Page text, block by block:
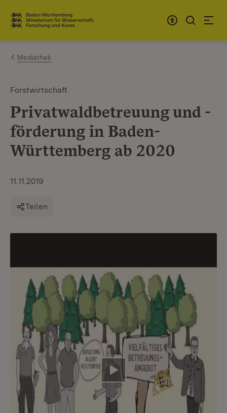
Zum Inhalt springen
Link zur Startseite
Mediathek
Forstwirtschaft
Privatwaldbetreuung und -
förderung in Baden-
Württemberg ab 2020
11.11.2019
Teilen
Video abspielen